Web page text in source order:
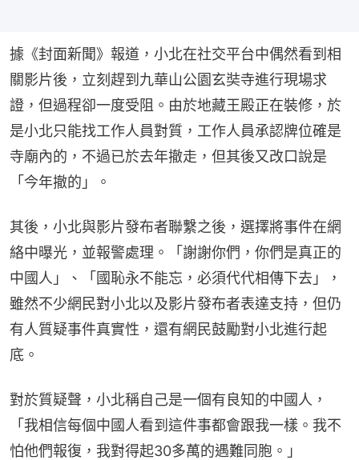
據《封面新聞》報道，小北在社交平台中偶然看到相
關影片後，立刻趕到九華山公園玄奘寺進行現場求
證，但過程卻一度受阻。由於地藏王殿正在裝修，於
是小北只能找工作人員對質，工作人員承認牌位確是
寺廟內的，不過已於去年撤走，但其後又改口說是
「今年撤的」。
其後，小北與影片發布者聯繫之後，選擇將事件在網
絡中曝光，並報警處理。「謝謝你們，你們是真正的
中國人」、「國恥永不能忘，必須代代相傳下去」，
雖然不少網民對小北以及影片發布者表達支持，但仍
有人質疑事件真實性，還有網民鼓勵對小北進行起
底。
對於質疑聲，小北稱自己是一個有良知的中國人，
「我相信每個中國人看到這件事都會跟我一樣。我不
怕他們報復，我對得起30多萬的遇難同胞。」